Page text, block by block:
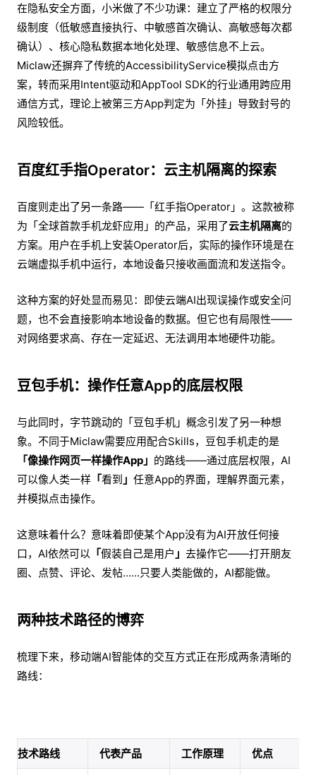
在隐私安全方面，小米做了不少功课：建立了严格的权限分
级制度（低敏感直接执行、中敏感首次确认、高敏感每次都
确认）、核心隐私数据本地化处理、敏感信息不上云。
Miclaw还摒弃了传统的AccessibilityService模拟点击方
案，转而采用Intent驱动和AppTool SDK的行业通用跨应用
通信方式，理论上被第三方App判定为「外挂」导致封号的
风险较低。
百度红手指Operator：云主机隔离的探索
百度则走出了另一条路——「红手指Operator」。这款被称
为「全球首款手机龙虾应用」的产品，采用了云主机隔离的
方案。用户在手机上安装Operator后，实际的操作环境是在
云端虚拟手机中运行，本地设备只接收画面流和发送指令。
这种方案的好处显而易见：即使云端AI出现误操作或安全问
题，也不会直接影响本地设备的数据。但它也有局限性——
对网络要求高、存在一定延迟、无法调用本地硬件功能。
豆包手机：操作任意App的底层权限
与此同时，字节跳动的「豆包手机」概念引发了另一种想
象。不同于Miclaw需要应用配合Skills，豆包手机走的是
「像操作网页一样操作App」 的路线——通过底层权限，AI
可以像人类一样 「看到 」 任意App的界面，理解界面元素，
并模拟点击操作。
这意味着什么？意味着即使某个App没有为AI开放任何接
口，AI依然可以 「假装自己是用户 」 去操作它——打开朋友
圈、点赞、评论、发帖……只要人类能做的，AI都能做。
两种技术路径的博弈
梳理下来，移动端AI智能体的交互方式正在形成两条清晰的
路线：
技术路线 代表产品 工作原理 优点